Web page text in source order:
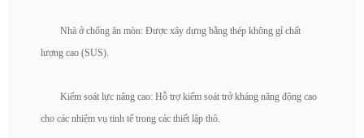
Nhà ở chống ăn mòn: Được xây dựng bằng thép không gỉ chất
lượng cao (SUS).
Kiểm soát lực nâng cao: Hỗ trợ kiểm soát trở kháng năng động cao
cho các nhiệm vụ tinh tế trong các thiết lập thô.